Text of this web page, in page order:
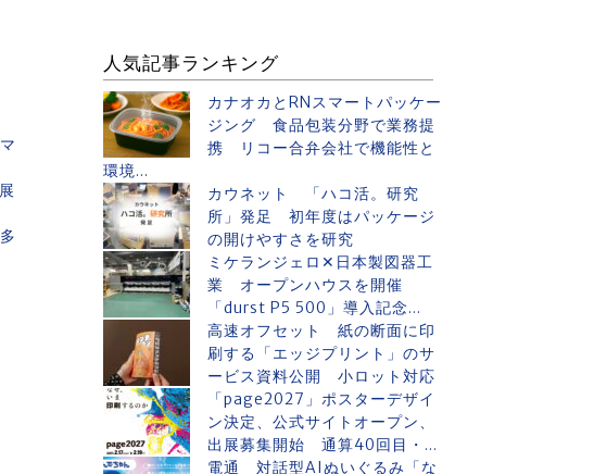
人気記事ランキング
カナオカとRNスマートパッケー
ジング 食品包装分野で業務提
携 リコー合弁会社で機能性と
環境...
カウネット 「ハコ活。研究
所」発足 初年度はパッケージ
の開けやすさを研究
ミケランジェロ✕日本製図器工
業 オープンハウスを開催
「durst P5 500」導入記念...
高速オフセット 紙の断面に印
刷する「エッジプリント」のサ
ービス資料公開 小ロット対応
「page2027」ポスターデザイ
ン決定、公式サイトオープン、
出展募集開始 通算40回目・...
電通 対話型AIぬいぐるみ「な